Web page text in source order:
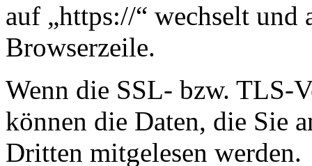
auf „https://“ wechselt
Browserzeile.
Wenn die SSL- bzw. TLS-
können die Daten, die Sie
Dritten mitgelesen werden.